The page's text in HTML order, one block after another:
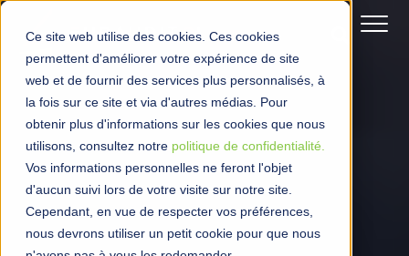
Ce site web utilise des cookies. Ces cookies
permettent d'améliorer votre expérience de site
web et de fournir des services plus personnalisés, à
la fois sur ce site et via d'autres médias. Pour
obtenir plus d'informations sur les cookies que nous
utilisons, consultez notre politique de confidentialité.
Vos informations personnelles ne feront l'objet
d'aucun suivi lors de votre visite sur notre site.
Cependant, en vue de respecter vos préférences,
nous devrons utiliser un petit cookie pour que nous